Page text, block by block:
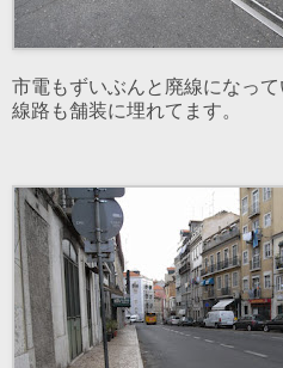
市電もずいぶんと廃線になって
線路も舗装に埋れてます。